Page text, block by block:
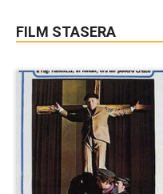
FILM STASERA